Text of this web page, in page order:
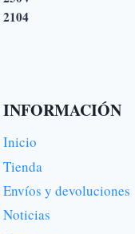
INFORMACIÓN
Inicio
Tienda
Envíos y devoluciones
Noticias